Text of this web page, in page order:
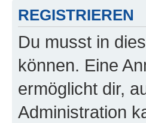
REGISTRIEREN
Du musst in
können. Eine
ermöglicht dir,
Administration